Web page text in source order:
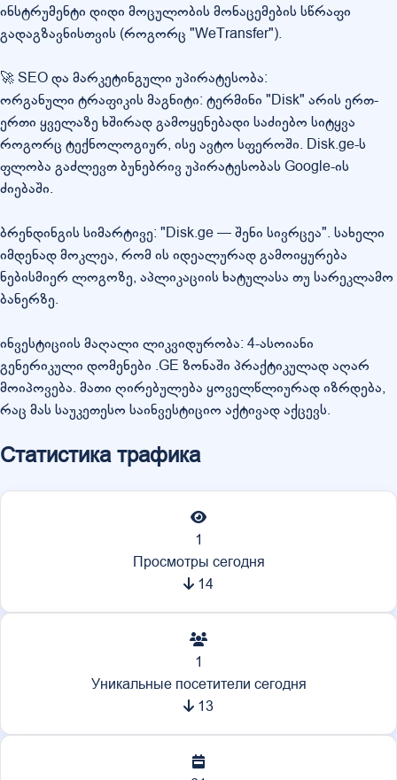
ინსტრუმენტი დიდი მოცულობის მონაცემების სწრაფი
გადაგზავნისთვის (როგორც "WeTransfer").
🚀 SEO და მარკეტინგული უპირატესობა:
ორგანული ტრაფიკის მაგნიტი: ტერმინი "Disk" არის ერთ-
ერთი ყველაზე ხშირად გამოყენებადი საძიებო სიტყვა
როგორც ტექნოლოგიურ, ისე ავტო სფეროში. Disk.ge-ს
ფლობა გაძლევთ ბუნებრივ უპირატესობას Google-ის
ძიებაში.
ბრენდინგის სიმარტივე: "Disk.ge — შენი სივრცეა". სახელი
იმდენად მოკლეა, რომ ის იდეალურად გამოიყურება
ნებისმიერ ლოგოზე, აპლიკაციის ხატულასა თუ სარეკლამო
ბანერზე.
ინვესტიციის მაღალი ლიკვიდურობა: 4-ასოიანი
გენერიკული დომენები .GE ზონაში პრაქტიკულად აღარ
მოიპოვება. მათი ღირებულება ყოველწლიურად იზრდება,
რაც მას საუკეთესო საინვესტიციო აქტივად აქცევს.
Статистика трафика
1
Просмотры сегодня
14
1
Уникальные посетители сегодня
13